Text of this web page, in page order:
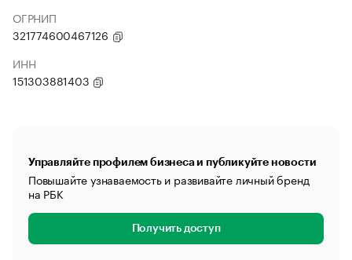
ОГРНИП
321774600467126
ИНН
151303881403
Управляйте профилем бизнеса и публикуйте новости
Повышайте узнаваемость и развивайте личный бренд
на РБК
Получить доступ